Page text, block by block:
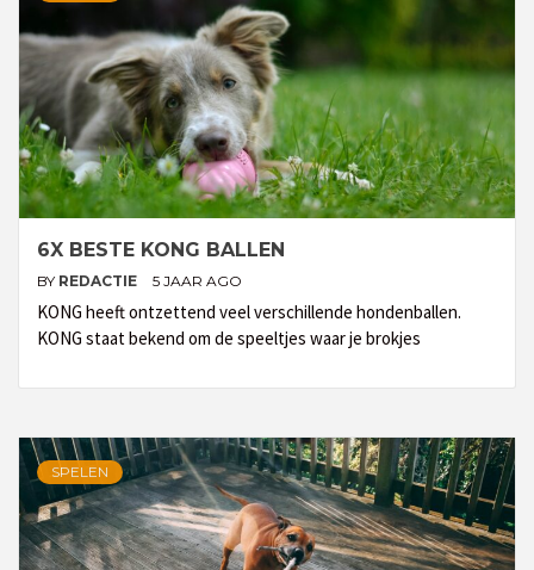
6X BESTE KONG BALLEN
BY REDACTIE 5 JAAR AGO
KONG heeft ontzettend veel verschillende hondenballen.
KONG staat bekend om de speeltjes waar je brokjes
SPELEN